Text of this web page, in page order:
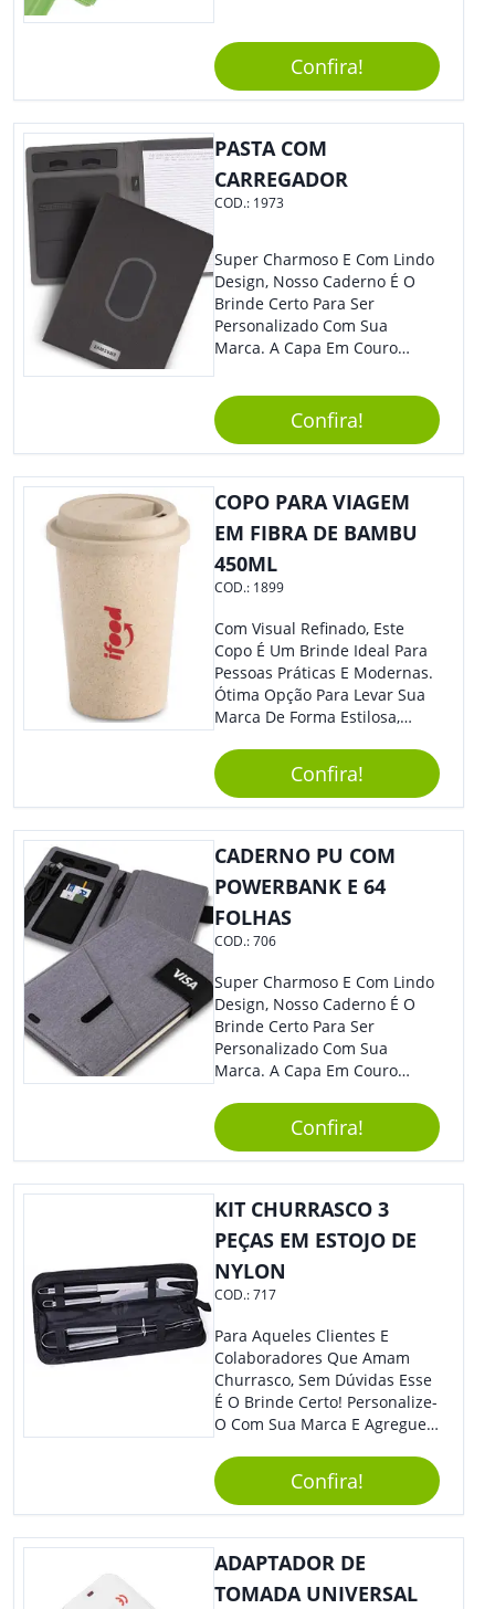
Sua Empresa Em Eventos,
Reuniões Corporativas Ou Até
Mesmo Para Presentear
Colaboradores.
Confira!
PASTA COM
CARREGADOR
COD.: 1973
Super Charmoso E Com Lindo
Design, Nosso Caderno É O
Brinde Certo Para Ser
Personalizado Com Sua
Marca. A Capa Em Couro
Elástico Permite Maior
Segurança Ao Carregá-Lo.
Ofereça A Seus Clientes E
Colaboradores, Sem Dúvidas
Eles Irão Adorar.
Confira!
COPO PARA VIAGEM
EM FIBRA DE BAMBU
450ML
COD.: 1899
Com Visual Refinado, Este
Copo É Um Brinde Ideal Para
Pessoas Práticas E Modernas.
Ótima Opção Para Levar Sua
Marca De Forma Estilosa,
Empresa Em Eventos,
Reuniões Corporativas Ou Até
Mesmo Para Presentear
Colaboradores.
Confira!
CADERNO PU COM
POWERBANK E 64
FOLHAS
COD.:706
Super Charmoso E Com Lindo
Design, Nosso Caderno É O
Brinde Certo Para Ser
Personalizado Com Sua
Marca. A Capa Em Couro
Elástico Permite Maior
Segurança Ao Carregá-Lo.
Ofereça A Seus Clientes E
Colaboradores, Sem Dúvidas
Eles Irão Adorar.
Confira!
KIT CHURRASCO 3
PEÇAS EM ESTOJO DE
NYLON
COD.:717
Para Aqueles Clientes E
Colaboradores Que Amam
Churrasco, Sem Dúvidas Esse
É O Brinde Certo! Personalize-
O Com Sua Marca E Agregue
É Composto Por 3 Peças Para
O Auxílio No Preparo De
Carnes, Em Um Lindo Estojo. É
A Garantia De Sucesso Para
Sua Empresa Em Feiras E
Confira!
ADAPTADOR DE
TOMADA UNIVERSAL